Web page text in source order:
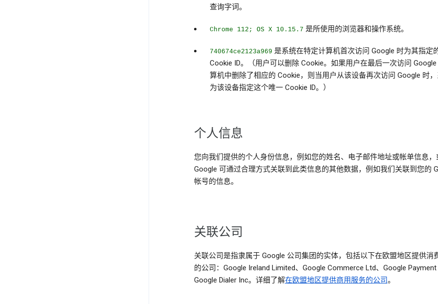
查询字词。
Chrome 112; OS X 10.15.7 是所使用的浏览器和操作系统。
740674ce2123a969 是系统在特定计算机首次访问 Google 时为其指定
Cookie ID。（用户可以删除 Cookie。如果用户在最后一次访问
算机中删除了相应的 Cookie，则当用户从该设备再次访问 Google 时
为该设备指定这个唯一 Cookie ID。）
个人信息
您向我们提供的个人身份信息，例如您的姓名、电子邮件地址或帐单信息，
Google 可通过合理方式关联到此类信息的其他数据，例如我们关联到您的
帐号的信息。
关联公司
关联公司是指隶属于 Google 公司集团的实体，包括以下在欧盟地区提供消
的公司：Google Ireland Limited、Google Commerce Ltd、Google
Google Dialer Inc。详细了解在欧盟地区提供商用服务的公司。